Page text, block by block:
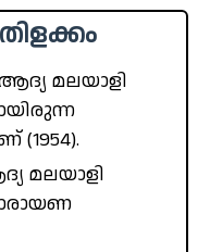
മലയാളി
മലയാളി